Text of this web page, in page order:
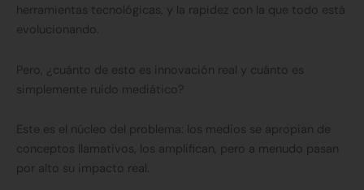
herramientas tecnológicas, y la rapidez con la que todo está
evolucionando.
Pero, ¿cuánto de esto es innovación real y cuánto es
simplemente ruido mediático?
Este es el núcleo del problema: los medios se apropian de
conceptos llamativos, los amplifican, pero a menudo pasan
por alto su impacto real.